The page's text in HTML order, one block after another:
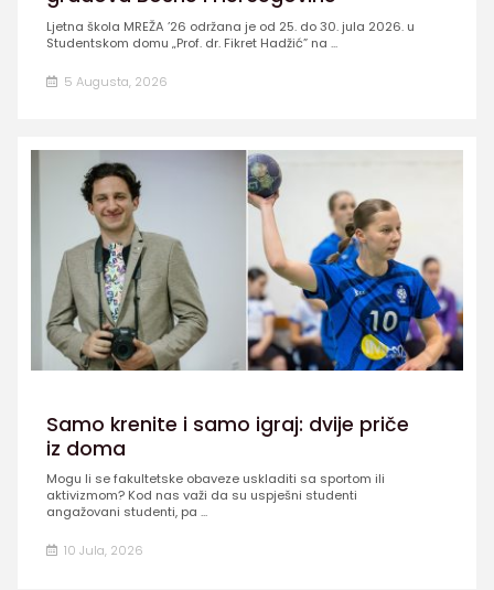
Ljetna škola MREŽA ’26 održana je od 25. do 30. jula 2026. u
Studentskom domu „Prof. dr. Fikret Hadžić” na ...
5 Augusta, 2026
Samo krenite i samo igraj: dvije priče
iz doma
Mogu li se fakultetske obaveze uskladiti sa sportom ili
aktivizmom? Kod nas važi da su uspješni studenti
angažovani studenti, pa ...
10 Jula, 2026